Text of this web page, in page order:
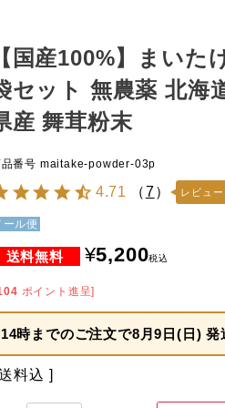
国産100%】まいた
セット 無農薬 北海
産 舞茸粉末
番号 maitake-powder-03p
4.71 （7） レビュー
ール便
¥5,200税込
ポイント進呈]
14時までのご注文で8月9日(日) 発
料込